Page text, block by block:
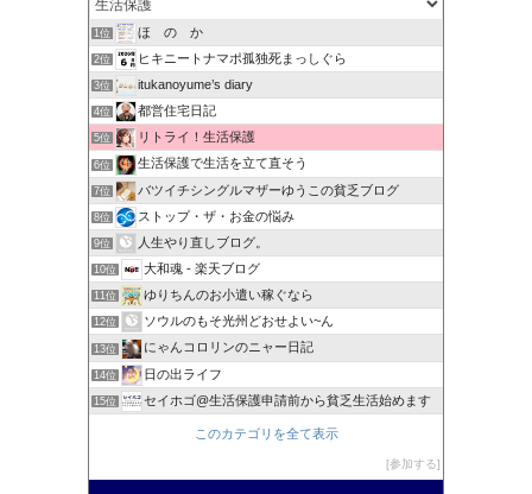
1位 ほ の か
2位 ヒキニートナマポ孤独死まっしぐら
3位 itukanoyume’s diary
4位 都営住宅日記
5位 リトライ！生活保護
6位 生活保護で生活を立て直そう
7位 バツイチシングルマザーゆうこの貧乏ブログ
8位 ストップ・ザ・お金の悩み
9位 人生やり直しブログ。
10位 大和魂 - 楽天ブログ
11位 ゆりちんのお小遣い稼ぐなら
12位 ソウルのもそ光州どおせよい~ん
13位 にゃんコロリンのニャー日記
14位 日の出ライフ
15位 セイホゴ@生活保護申請前から貧乏生活始めます
このカテゴリを全て表示
参加する